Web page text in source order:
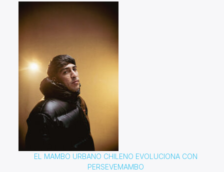
EL MAMBO URBANO CHILENO EVOLUCIONA CON
PERSEVEMAMBO